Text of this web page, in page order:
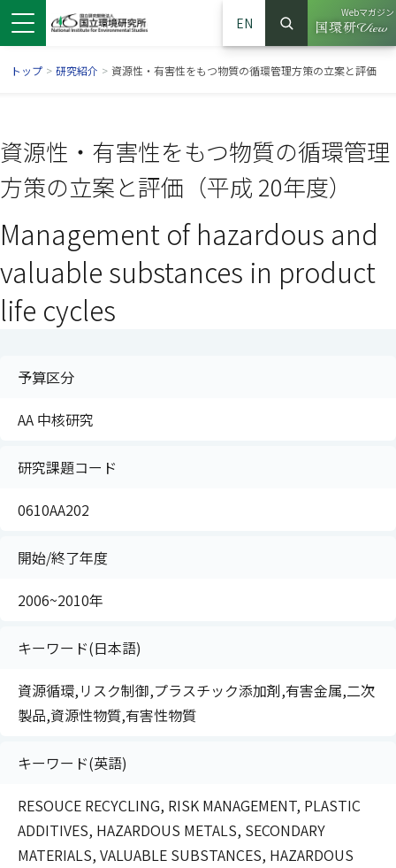
ドウで開きます）
ンドウで開きます）
ウインドウで開きます）
EN
サイト内検索
検索
Webマガジン
（別ウイ
トップ > 研究紹介 > 資源性・有害性をもつ物質の循環管理方策の立案と評価
資源性・有害性をもつ物質の循環管理
方策の立案と評価（平成 20年度）
Management of hazardous and
valuable substances in product
life cycles
予算区分
AA 中核研究
研究課題コード
0610AA202
開始/終了年度
2006~2010年
キーワード(日本語)
資源循環,リスク制御,プラスチック添加剤,有害金属,二次
製品,資源性物質,有害性物質
キーワード(英語)
RESOUCE RECYCLING, RISK MANAGEMENT, PLASTIC
ADDITIVES, HAZARDOUS METALS, SECONDARY
MATERIALS, VALUABLE SUBSTANCES, HAZARDOUS